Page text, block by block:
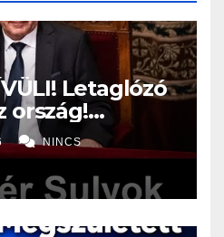
Letaglózó
ország!
Tamás!?
nem volt
NINCS